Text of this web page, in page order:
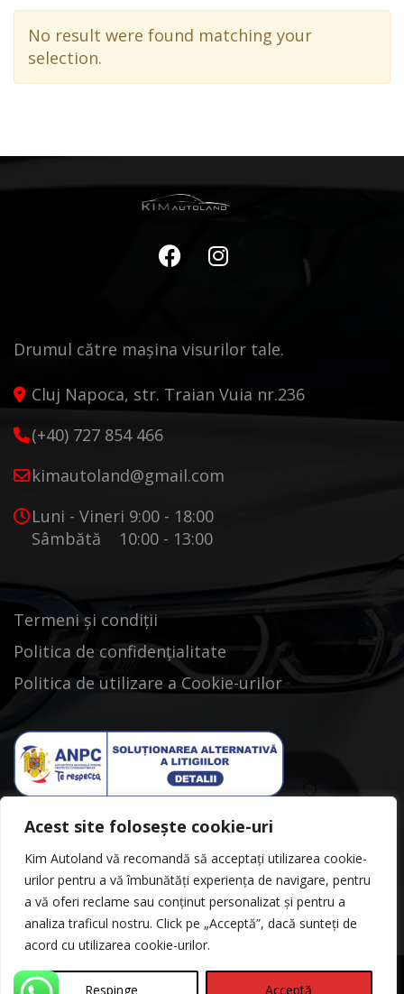
Acest site folosește cookie-uri
Kim Autoland vă recomandă să acceptați utilizarea cookie-
urilor pentru a vă îmbunătăți experiența de navigare, pentru
a vă oferi reclame sau conținut personalizat și pentru a
analiza traficul nostru. Click pe „Acceptă”, dacă sunteți de
acord cu utilizarea cookie-urilor.
Respinge Acceptă
No result were found matching your
selection.
Drumul către mașina visurilor tale.
Cluj Napoca, str. Traian Vuia nr.236
(+40) 727 854 466
kimautoland@gmail.com
Luni - Vineri 9:00 - 18:00
Sâmbătă 10:00 - 13:00
Termeni și condiții
Politica de confidențialitate
Politica de utilizare a Cookie-urilor